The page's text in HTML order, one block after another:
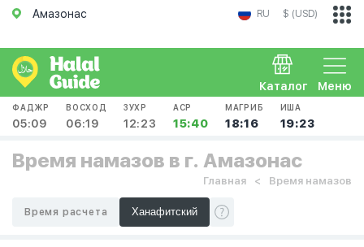
Амазонас RU $ (USD)
Меню
Каталог
ФАДЖР
05:09
ВОСХОД
06:19
ЗУХР
12:23
АСР
15:40
МАГРИБ
18:16
ИША
19:23
Время намазов в г. Амазонас
Главная Время намазов
Время расчета